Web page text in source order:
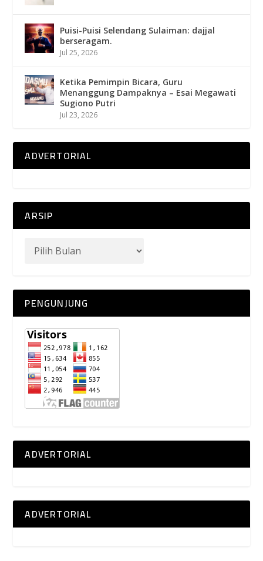
Puisi-Puisi Selendang Sulaiman: dajjal
berseragam.
Jul 25, 2026
Ketika Pemimpin Bicara, Guru
Menanggung Dampaknya – Esai Megawati
Sugiono Putri
Jul 23, 2026
ADVERTORIAL
ARSIP
PENGUNJUNG
ADVERTORIAL
ADVERTORIAL